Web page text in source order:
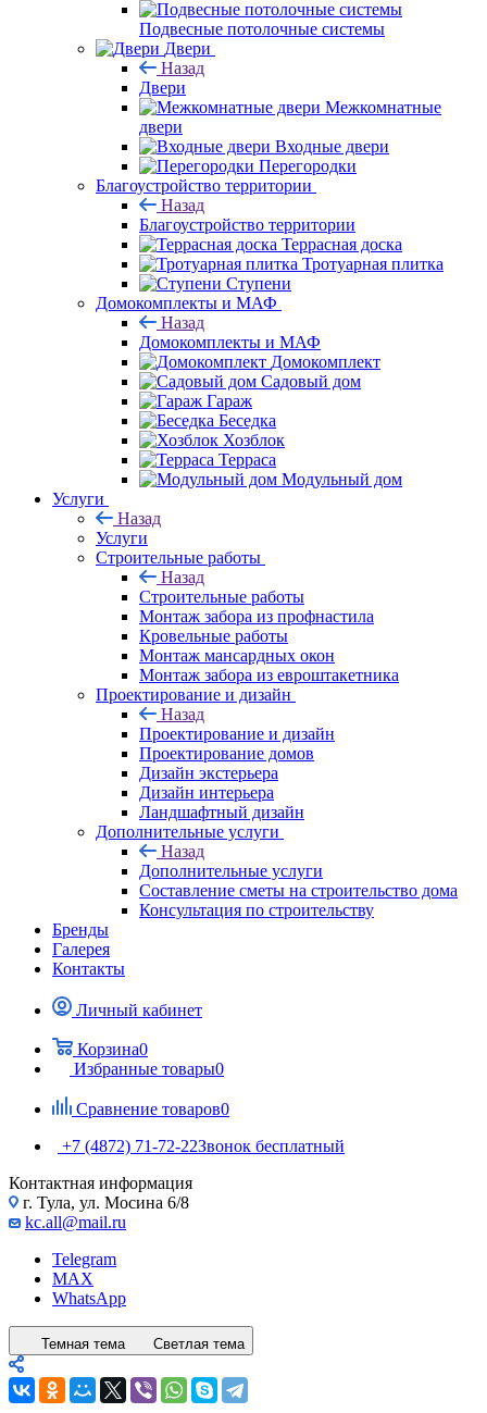
Подвесные потолочные системы
Двери
Назад
Двери
Межкомнатные
двери
Входные двери
Перегородки
Благоустройство территории
Назад
Благоустройство территории
Террасная доска
Тротуарная плитка
Ступени
Домокомплекты и МАФ
Назад
Домокомплекты и МАФ
Домокомплект
Садовый дом
Гараж
Беседка
Хозблок
Терраса
Модульный дом
Услуги
Назад
Услуги
Строительные работы
Назад
Строительные работы
Монтаж забора из профнастила
Кровельные работы
Монтаж мансардных окон
Монтаж забора из евроштакетника
Проектирование и дизайн
Назад
Проектирование и дизайн
Проектирование домов
Дизайн экстерьера
Дизайн интерьера
Ландшафтный дизайн
Дополнительные услуги
Назад
Дополнительные услуги
Составление сметы на строительство дома
Консультация по строительству
Бренды
Галерея
Контакты
Личный кабинет
Корзина0
Избранные товары0
Сравнение товаров0
+7 (4872) 71-72-22Звонок бесплатный
Контактная информация
г. Тула, ул. Мосина 6/8
kc.all@mail.ru
Telegram
MAX
WhatsApp
Темная тема Светлая тема